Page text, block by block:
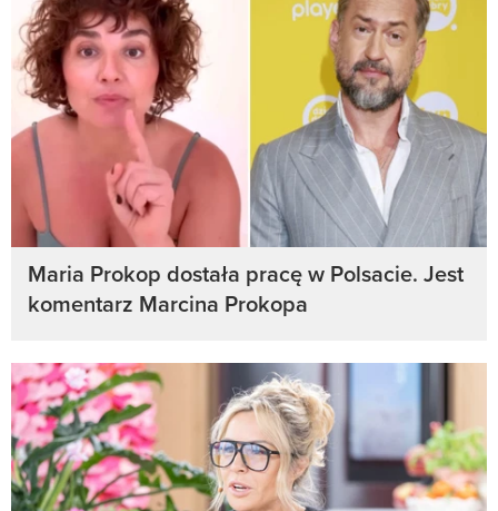
Maria Prokop dostała pracę w Polsacie. Jest
komentarz Marcina Prokopa